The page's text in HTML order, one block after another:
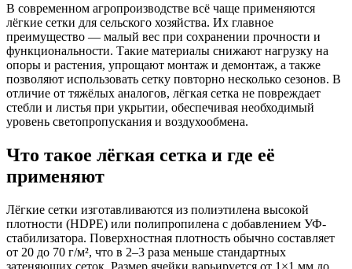
В современном агропроизводстве всё чаще применяются
лёгкие сетки для сельского хозяйства. Их главное
преимущество — малый вес при сохранении прочности и
функциональности. Такие материалы снижают нагрузку на
опоры и растения, упрощают монтаж и демонтаж, а также
позволяют использовать сетку повторно несколько сезонов. В
отличие от тяжёлых аналогов, лёгкая сетка не повреждает
стебли и листья при укрытии, обеспечивая необходимый
уровень светопропускания и воздухообмена.
Что такое лёгкая сетка и где её
применяют
Лёгкие сетки изготавливаются из полиэтилена высокой
плотности (HDPE) или полипропилена с добавлением УФ-
стабилизатора. Поверхностная плотность обычно составляет
от 20 до 70 г/м², что в 2–3 раза меньше стандартных
затеняющих сеток. Размер ячейки варьируется от 1×1 мм до